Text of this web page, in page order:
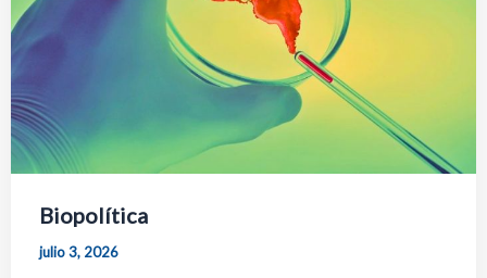
Biopolítica
julio 3, 2026